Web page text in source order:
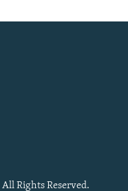
Rights Reserved.